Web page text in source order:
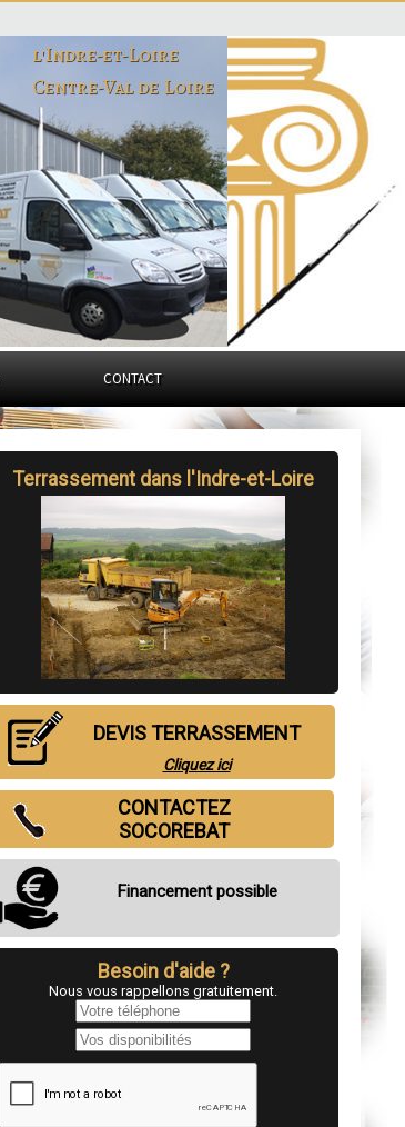
l'Indre-et-Loire
Centre-Val de Loire
CONTACT
Terrassement dans l'Indre-et-Loire
DEVIS TERRASSEMENT
Cliquez ici
CONTACTEZ
SOCOREBAT
Financement possible
Besoin d'aide ?
Nous vous rappellons gratuitement.